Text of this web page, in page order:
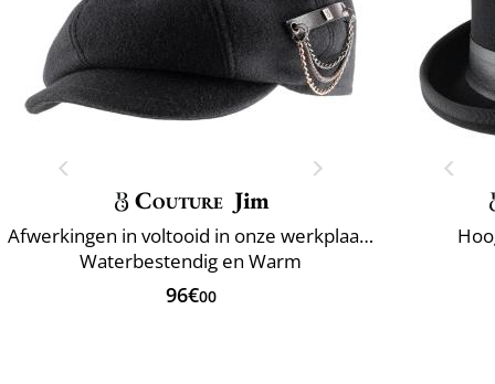
Couture Jim
Afwerkingen in voltooid in onze werkplaats
Waterbestendig en Warm
96€00